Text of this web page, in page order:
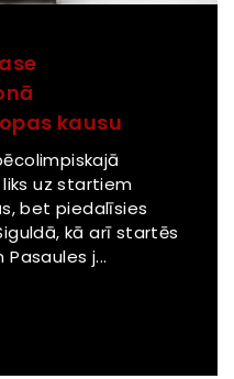
kausu
uz startiem
bet piedalīsies
kā arī startēs
j...